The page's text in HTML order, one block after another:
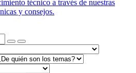
técnico a través de nuestras
y consejos.